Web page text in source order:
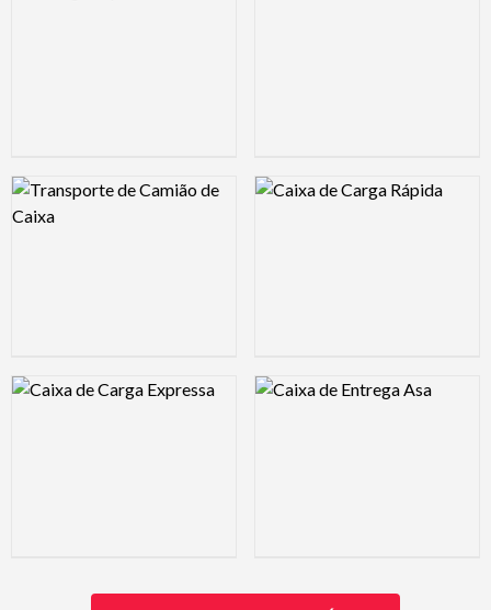
Logo Preview Image Logo Preview Image
Logo Preview Image Logo Preview Image